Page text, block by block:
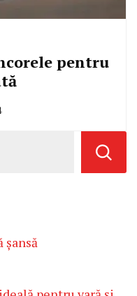
pentru
șansă